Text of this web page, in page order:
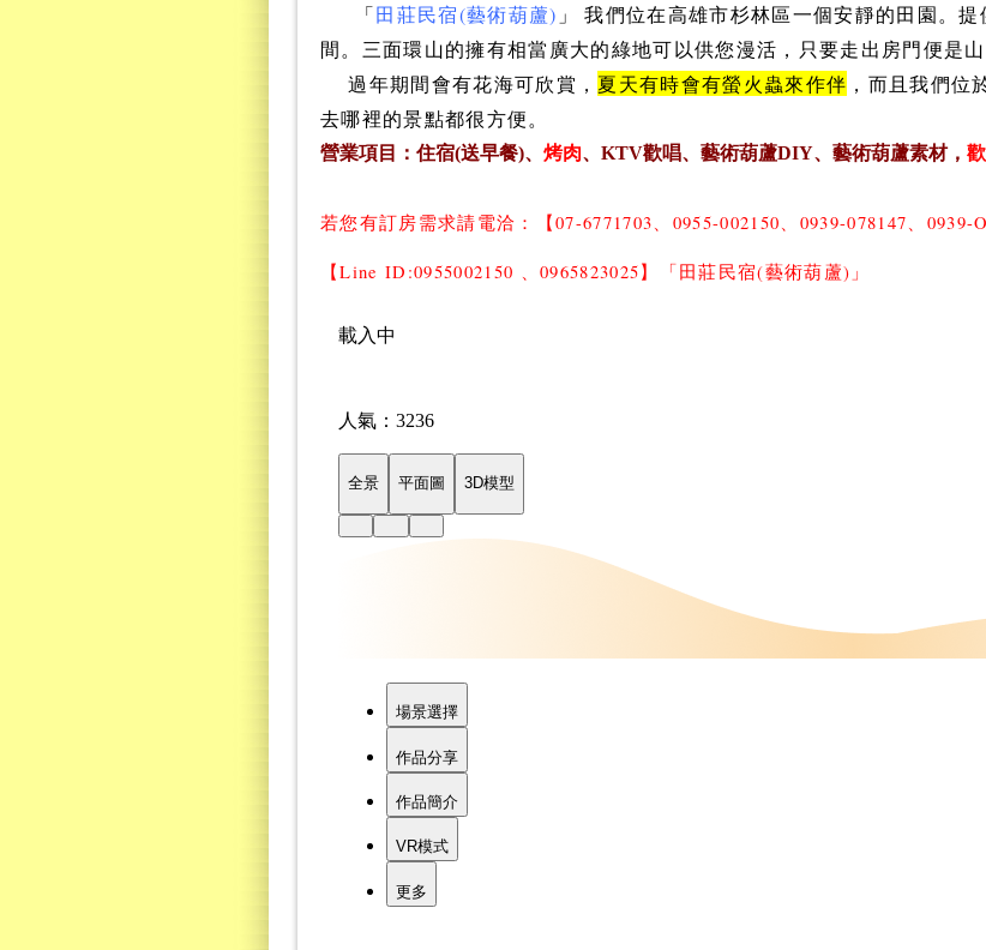
「田莊民宿(藝術葫蘆) 」 我們位在高雄市杉林區一個安靜的田園。
間。三面環山的擁有相當廣大的綠地可以供您漫活，只要走出房門便是山
過年期間會有花海可欣賞， 夏天有時會有螢火蟲來作伴 ，而且我們位
去哪裡的景點都很方便。
營業項目：住宿(送早餐)、 烤肉、KTV歡唱、藝術葫蘆DIY、藝術葫蘆素材，
若您有訂房需求請電洽： 【07-6771703、0955-002150、0939-078147、0939-
【Line ID:0955002150 、0965823025】「田莊民宿(藝術葫蘆)」